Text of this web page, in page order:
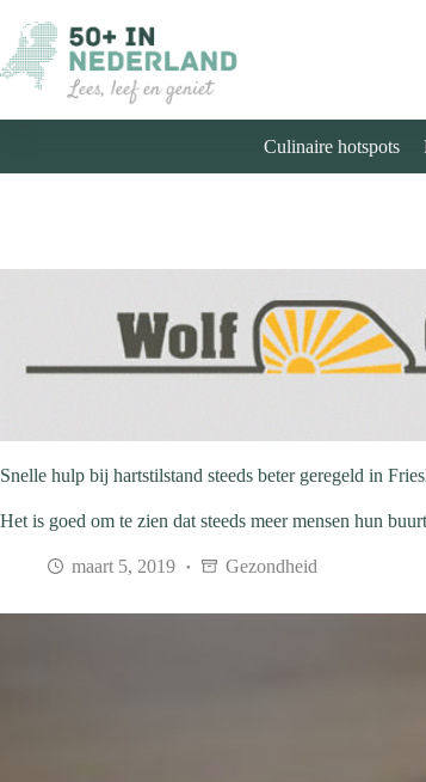
naar
de
inhoud
Culinaire hotspots
Snelle hulp bij hartstilstand steeds beter geregeld in
Het is goed om te zien dat steeds meer mensen hun
maart 5, 2019 Gezondheid